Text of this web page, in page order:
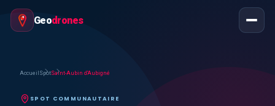
Geodrones
Accueil SpotSaint-Aubin d'Aubigné
SPOT COMMUNAUTAIRE